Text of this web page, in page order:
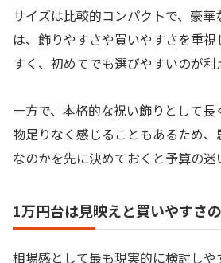
サイズは比較的コンパクトで、豪華
は、飾りやすさや買いやすさを重
すく、初めてでも選びやすいのが利
一方で、本格的な祝い飾りとして
物足りなく感じることもあるため
なのかを先に決めておくと予算の迷
1万円台は見映えと買いやすさ
相場感として最も現実的に検討し